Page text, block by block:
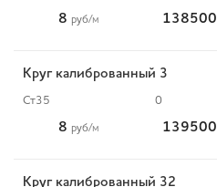
8 руб/м 138500
Круг калиброванный 3
Ст35 0
8 руб/м 139500
Круг калиброванный 32